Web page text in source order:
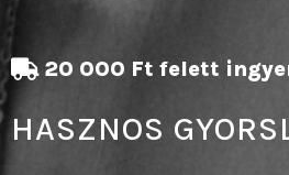
20 000 Ft felett
HASZNOS